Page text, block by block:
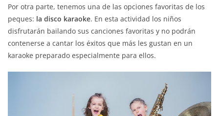
Por otra parte, tenemos una de las opciones favoritas de los
peques: la disco karaoke. En esta actividad los niños
disfrutarán bailando sus canciones favoritas y no podrán
contenerse a cantar los éxitos que más les gustan en un
karaoke preparado especialmente para ellos.